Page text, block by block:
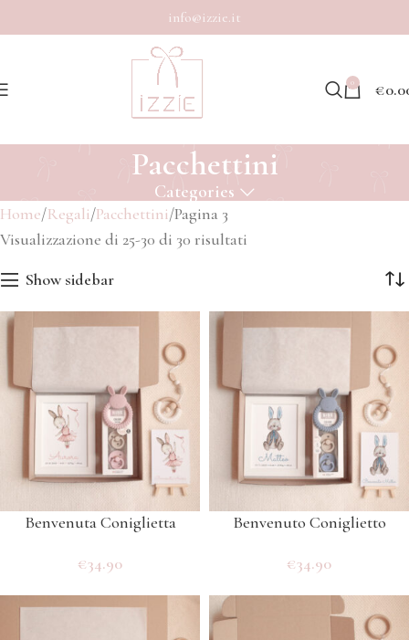
info@izzie.it
0 €
Pacchettini
Categories
Home Regali Pacchettini Pagina 3
Visualizzazione di 25-30 di 30 risultati
Show sidebar
Benvenuta Coniglietta
€34.90
Benvenuto Coniglietto
€34.90